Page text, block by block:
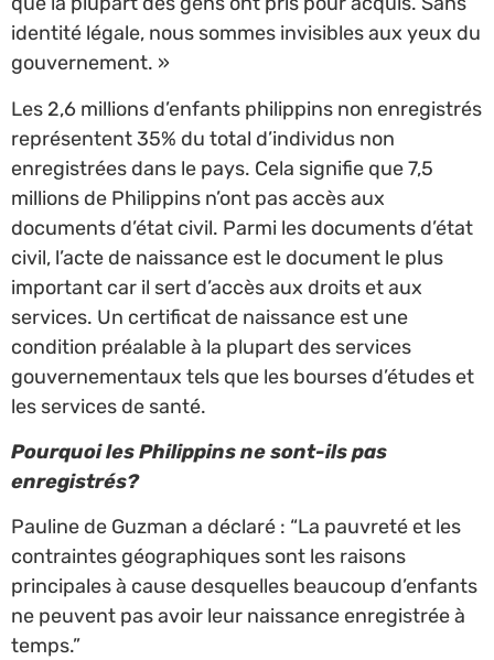
identité légale, nous sommes invisibles aux yeux du
gouvernement. »
Les 2,6 millions d’enfants philippins non enregistrés
représentent 35% du total d’individus non
enregistrées dans le pays. Cela signifie que 7,5
millions de Philippins n’ont pas accès aux
documents d’état civil. Parmi les documents d’état
civil, l’acte de naissance est le document le plus
important car il sert d’accès aux droits et aux
services. Un certificat de naissance est une
condition préalable à la plupart des services
gouvernementaux tels que les bourses d’études et
les services de santé.
Pourquoi les Philippins ne sont-ils pas
enregistrés?
Pauline de Guzman a déclaré : “La pauvreté et les
contraintes géographiques sont les raisons
principales à cause desquelles beaucoup d’enfants
ne peuvent pas avoir leur naissance enregistrée à
temps.”